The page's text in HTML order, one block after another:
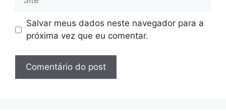
Salvar meus dados neste navegador para a
próxima vez que eu comentar.